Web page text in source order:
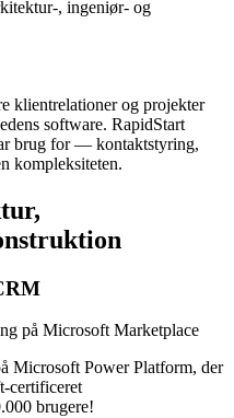
, ingeniør- og
klientrelationer og projekter
software. RapidStart
brug for — kontaktstyring,
kompleksiteten.
på Microsoft Marketplace
Microsoft Power Platform, der
certificeret
brugere!